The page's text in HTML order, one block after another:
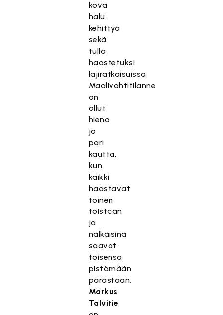
kova
halu
kehittyä
sekä
tulla
haastetuksi
lajiratkaisuissa.
Maalivahtitilanne
on
ollut
hieno
jo
pari
kautta,
kun
kaikki
haastavat
toinen
toistaan
ja
nälkäisinä
saavat
toisensa
pistämään
parastaan.
Markus
Talvitie